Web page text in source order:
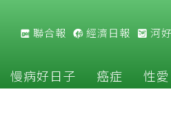
聯合報 經濟日報 河
慢病好日子 癌症 性愛